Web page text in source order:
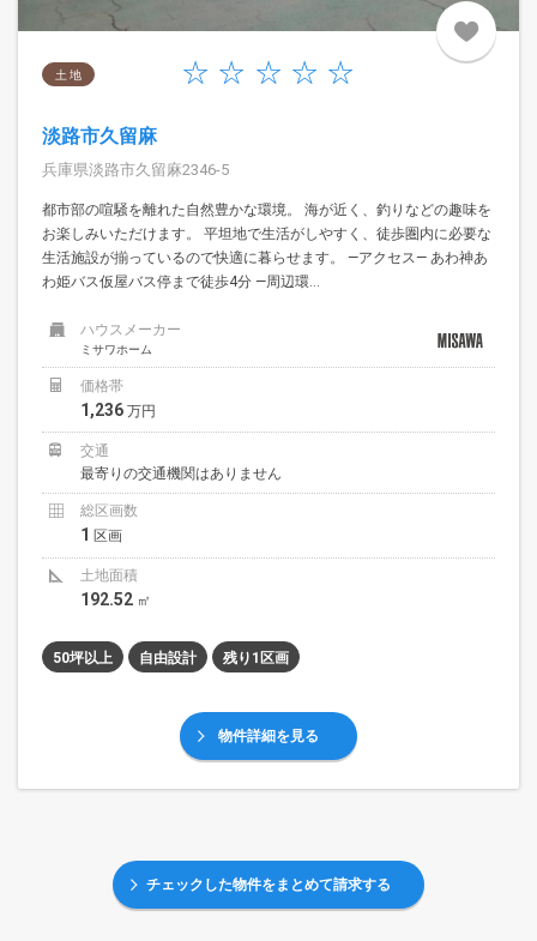
土 地
淡路市久留麻
兵庫県淡路市久留麻2346-5
都市部の喧騒を離れた自然豊かな環境。 海が近く、釣りなどの趣味を
お楽しみいただけます。 平坦地で生活がしやすく、徒歩圏内に必要な
生活施設が揃っているので快適に暮らせます。 —アクセス— あわ神あ
わ姫バス仮屋バス停まで徒歩4分 —周辺環...
ハウスメーカー
ミサワホーム
価格帯
1,236 万円
交通
最寄りの交通機関はありません
総区画数
1 区画
土地面積
192.52 ㎡
50坪以上 自由設計 残り1区画
物件詳細を見る
チェックした物件をまとめて請求する